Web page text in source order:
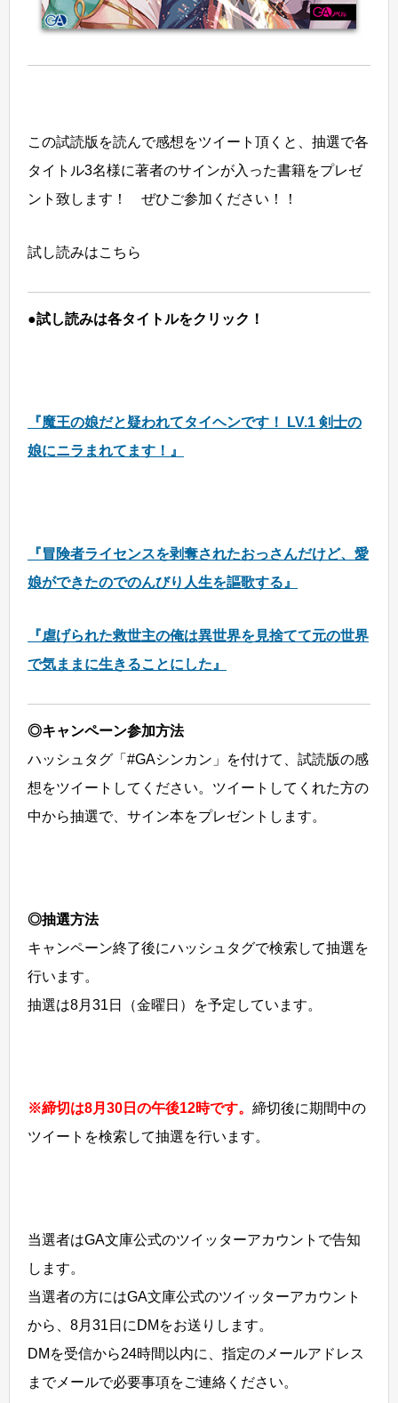
この試読版を読んで感想をツイート頂くと、抽選で各
タイトル3名様に著者のサインが入った書籍をプレゼ
ント致します！ ぜひご参加ください！！
試し読みはこちら
●試し読みは各タイトルをクリック！
『魔王の娘だと疑われてタイヘンです！ LV.1 剣士の
娘にニラまれてます！』
『冒険者ライセンスを剥奪されたおっさんだけど、愛
娘ができたのでのんびり人生を謳歌する』
『虐げられた救世主の俺は異世界を見捨てて元の世界
で気ままに生きることにした』
◎キャンペーン参加方法
ハッシュタグ「#GAシンカン」を付けて、試読版の感
想をツイートしてください。ツイートしてくれた方の
中から抽選で、サイン本をプレゼントします。
◎抽選方法
キャンペーン終了後にハッシュタグで検索して抽選を
行います。
抽選は8月31日（金曜日）を予定しています。
※締切は8月30日の午後12時です。 締切後に期間中の
ツイートを検索して抽選を行います。
当選者はGA文庫公式のツイッターアカウントで告知
します。
当選者の方にはGA文庫公式のツイッターアカウント
から、8月31日にDMをお送りします。
DMを受信から24時間以内に、指定のメールアドレス
までメールで必要事項をご連絡ください。